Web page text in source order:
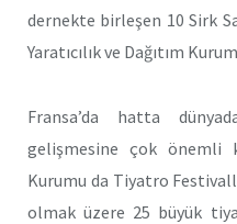
dernekte birleşen 10 Sirk
Yaratıcılık ve Dağıtım
Fransa’da hatta
gelişmesine çok önemli
Kurumu da Tiyatro
olmak üzere 25 büyük